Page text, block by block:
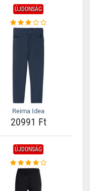
ÚJDONSÁG
Reima Idea
20991 Ft
ÚJDONSÁG